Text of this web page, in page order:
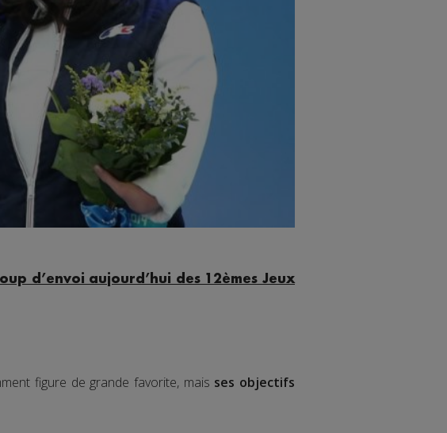
d’envoi aujourd’hui des 12èmes Jeux
figure de grande favorite, mais ses objectifs